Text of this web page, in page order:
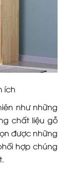
như những
chất liệu gỗ
được những
hợp chúng